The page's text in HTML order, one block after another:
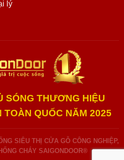
lý
SÓNG THƯƠNG HIỆU
TOÀN QUỐC NĂM 2025
SIÊU THỊ CỬA GỖ CÔNG NGHIỆP,
CHÁY SAIGONDOOR®